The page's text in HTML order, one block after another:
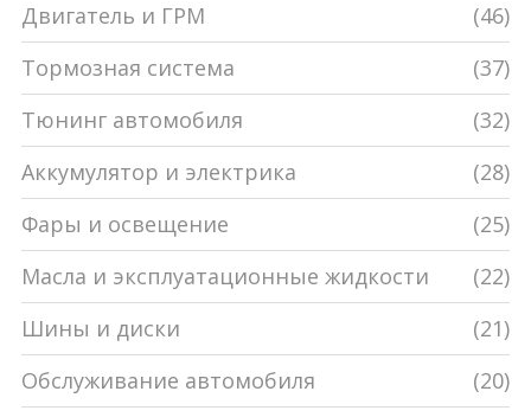
Двигатель и ГРМ
(46)
Тормозная система
(37)
Тюнинг автомобиля
(32)
Аккумулятор и электрика
(28)
Фары и освещение
(25)
Масла и эксплуатационные жидкости
(22)
Шины и диски
(21)
Обслуживание автомобиля
(20)